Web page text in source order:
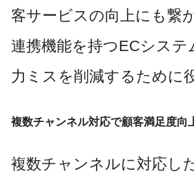
客サービスの向上にも繋
連携機能を持つECシステ
力ミスを削減するために
複数チャンネル対応で顧客満足度向
複数チャンネルに対応し